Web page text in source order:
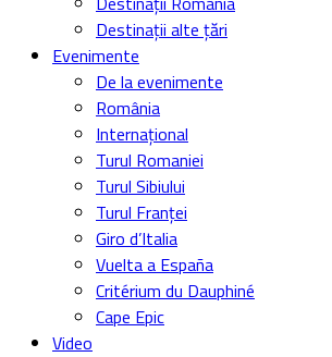
Destinații alte țări
Evenimente
De la evenimente
România
Internațional
Turul Romaniei
Turul Sibiului
Turul Franței
Giro d’Italia
Vuelta a España
Critérium du Dauphiné
Cape Epic
Video